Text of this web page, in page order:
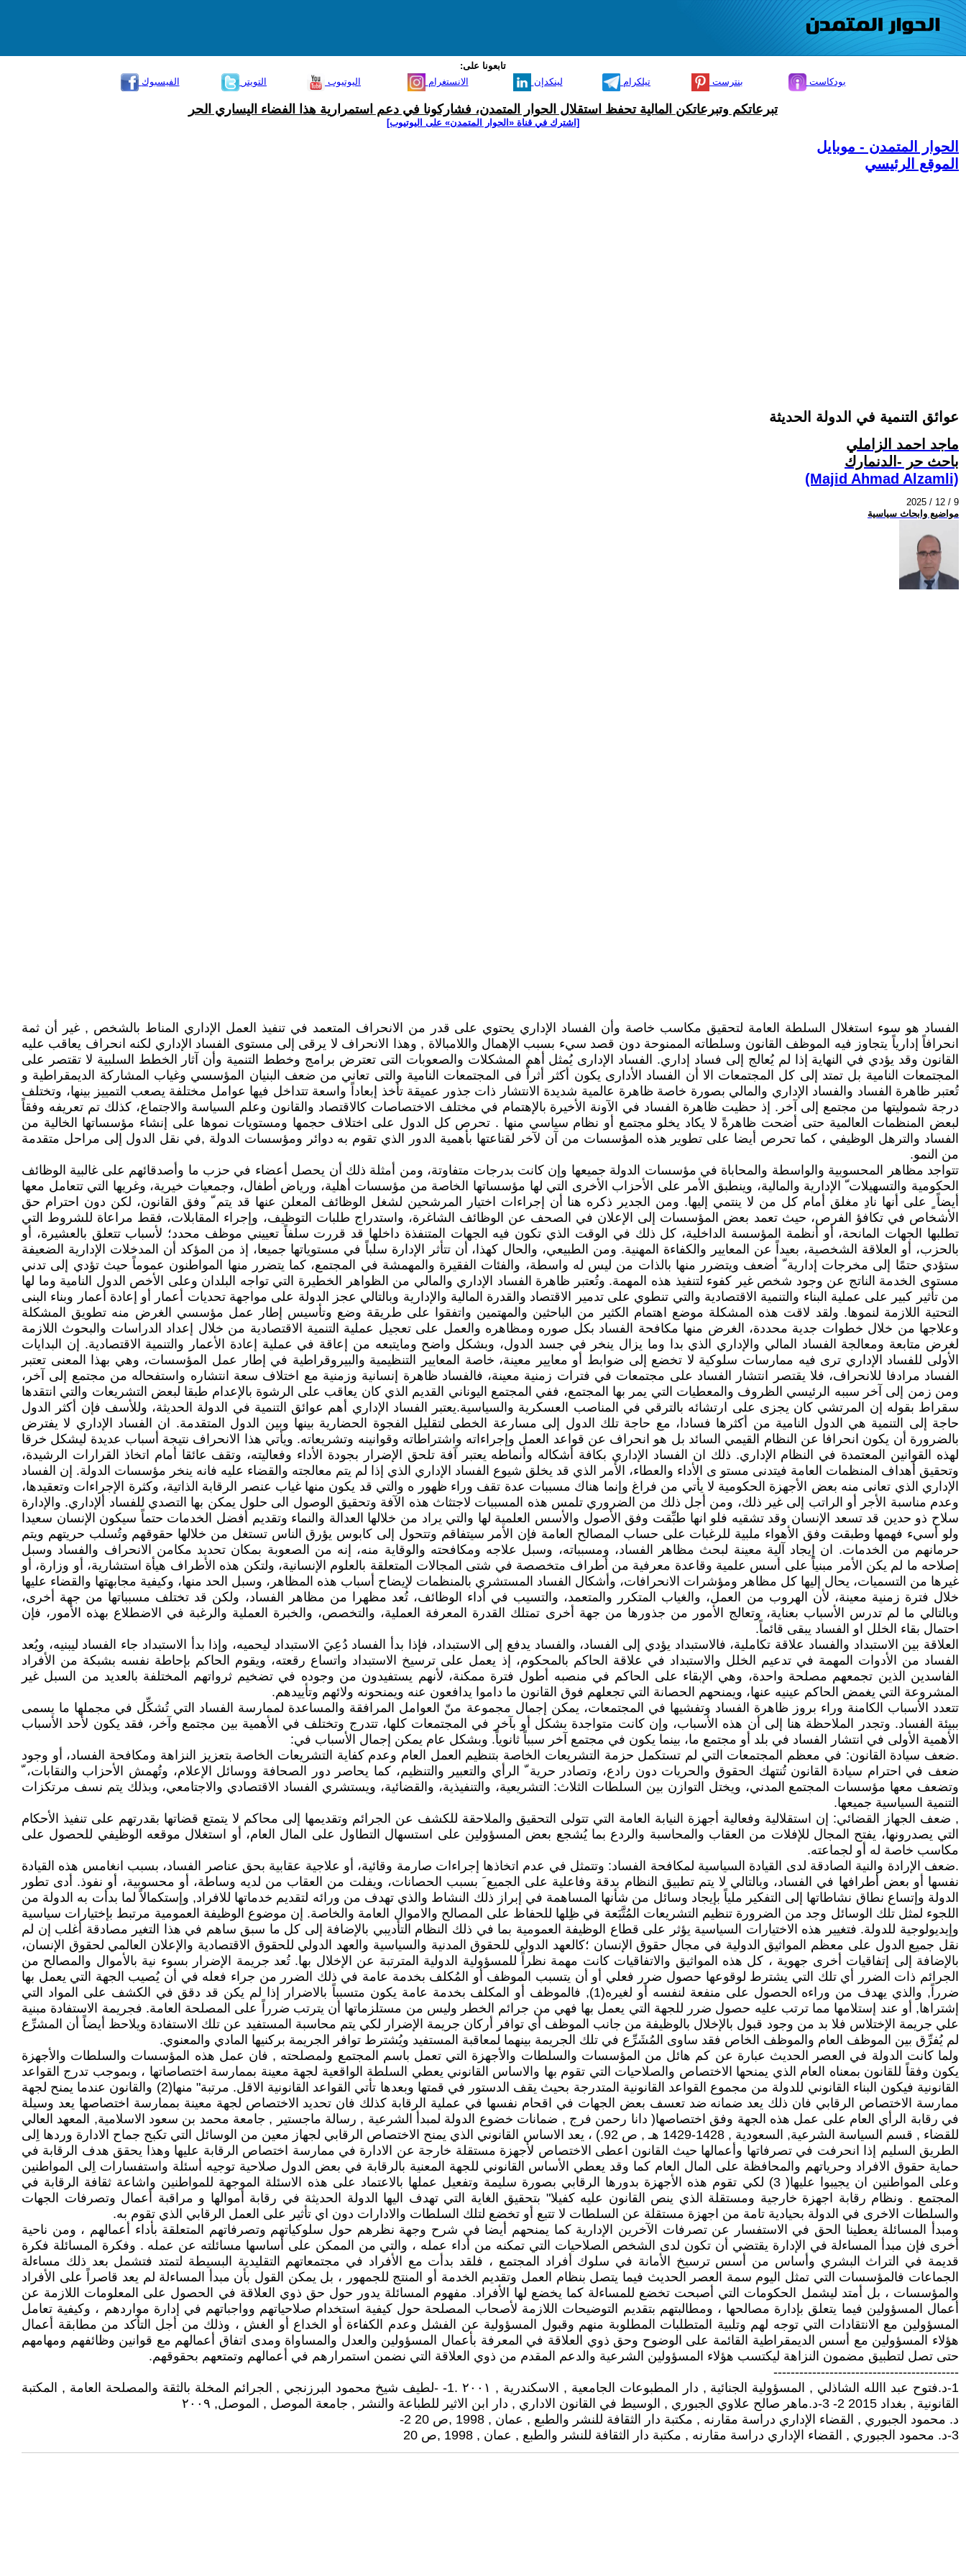
تابعونا على:
الفيسبوك
التويتر اليوتيوب الانستغرام لينكدإن تيلكرام بنترست بودكاست
تبرعاتكم وتبرعاتكن المالية تحفظ استقلال الحوار المتمدن، فشاركونا في دعم استمرارية هذا الفضاء اليساري الحر
[اشترك في قناة ‫«الحوار المتمدن» على اليوتيوب]
الحوار المتمدن - موبايل
الموقع الرئيسي
عوائق التنمية في الدولة الحديثة
ماجد احمد الزاملي
باحث حر -الدنمارك
(Majid Ahmad Alzamli)
2025 / 12 / 9
مواضيع وابحاث سياسية
الفساد هو سوء استغلال السلطة العامة لتحقيق مكاسب خاصة وأن الفساد الإداري يحتوي على قدر من الانحراف المتعمد في تنفيذ العمل الإداري المناط بالشخص , غير أن ثمة
انحرافاً إدارياً يتجاوز فيه الموظف القانون وسلطاته الممنوحة دون قصد سيء بسبب الإهمال واللامبالاة , وهذا الانحراف لا يرقى إلى مستوى الفساد الإداري لكنه انحراف يعاقب عليه
القانون وقد يؤدي في النهاية إذا لم يُعالج إلى فساد إداري. الفساد الإدارى يُمثل أهم المشكلات والصعوبات التى تعترض برامج وخطط التنمية وأن آثار الخطط السلبية لا تقتصر على
المجتمعات النامية بل تمتد إلى كل المجتمعات الا أن الفساد الأدارى يكون أكثر أثراٌ فى المجتمعات النامية والتى تعاني من ضعف البنيان المؤسسي وغياب المشاركة الديمقراطية و
تُعتبر ظاهرة الفساد والفساد الإداري والمالي بصورة خاصة ظاهرة عالمية شديدة الانتشار ذات جذور عميقة تأخذ إبعاداً واسعة تتداخل فيها عوامل مختلفة يصعب التمييز بينها، وتختلف
درجة شموليتها من مجتمع إلى آخر. إذ حظيت ظاهرة الفساد في الآونة الأخيرة بالإهتمام في مختلف الاختصاصات كالاقتصاد والقانون وعلم السياسة والاجتماع، كذلك تم تعريفه وفقاً
لبعض المنظمات العالمية حتى أضحت ظاهرةً لا يكاد يخلو مجتمع أو نظام سياسي منها . تحرص كل الدول على اختلاف حجمها ومستويات نموها على إنشاء مؤسساتها الخالية من
الفساد والترهل الوظيفي ، كما تحرص أيضا على تطوير هذه المؤسسات من آن لآخر لقناعتها بأهمية الدور الذي تقوم به دوائر ومؤسسات الدولة ,في نقل الدول إلى مراحل متقدمة
من النمو.
تتواجد مظاهر المحسوبية والواسطة والمحاباة في مؤسسات الدولة جميعها وإن كانت بدرجات متفاوتة، ومن أمثلة ذلك أن يحصل أعضاء في حزب ما وأصدقائهم على غالبية الوظائف
الحكومية والتسهيلات ّ الإدارية والمالية، وينطبق الأمر على الأحزاب الأخرى التي لها مؤسساتها الخاصة من مؤسسات أهلية، ورياض أطفال، وجمعيات خيرية، وغريها التي تتعامل معها
أيضاً ٍ على أنها نادِ مغلق أمام كل من لا ينتمي إليها. ومن الجدير ذكره هنا أن إجراءات اختيار المرشحين لشغل الوظائف المعلن عنها قد يتم ّ وفق القانون، لكن دون احترام حق
الأشخاص في تكافؤ الفرص، حيث تعمد بعض المؤسسات إلى الإعلان في الصحف عن الوظائف الشاغرة، واستدراج طلبات التوظيف، وإجراء المقابلات، فقط مراعاة للشروط التي
تطلبها الجهات المانحة، أو أنظمة المؤسسة الداخلية، كل ذلك في الوقت الذي تكون فيه الجهات المتنفذة داخلها قد قررت سلفاً تعييني موظف محدد؛ لأسباب تتعلق بالعشيرة، أو
بالحزب، أو العلاقة الشخصية، بعيداً عن المعايير والكفاءة المهنية. ومن الطبيعي، والحال كهذا، أن تتأثر الإدارة سلباً في مستوياتها جميعا، إذ من المؤكد أن المدخلات الإدارية الضعيفة
ستؤدي حتمًا إلى مخرجات إدارية ّ أضعف ويتضرر منها بالذات من ليس له واسطة، والفئات الفقيرة والمهمشة في المجتمع، كما يتضرر منها المواطنون عموماً حيث تؤدي إلى تدني
مستوى الخدمة الناتج عن وجود شخص غير كفوء لتنفيذ هذه المهمة. وتُعتبر ظاهرة الفساد الإداري والمالي من الظواهر الخطيرة التي تواجه البلدان وعلى الأخص الدول النامية وما لها
من تأثير كبير على عملية البناء والتنمية الاقتصادية والتي تنطوي على تدمير الاقتصاد والقدرة المالية والإدارية وبالتالي عجز الدولة على مواجهة تحديات أعمار أو إعادة أعمار وبناء البنى
التحتية اللازمة لنموها. ولقد لاقت هذه المشكلة موضع اهتمام الكثير من الباحثين والمهتمين واتفقوا على طريقة وضع وتأسيس إطار عمل مؤسسي الغرض منه تطويق المشكلة
وعلاجها من خلال خطوات جدية محددة، الغرض منها مكافحة الفساد بكل صوره ومظاهره والعمل على تعجيل عملية التنمية الاقتصادية من خلال إعداد الدراسات والبحوث اللازمة
لغرض متابعة ومعالجة الفساد المالي والإداري الذي بدا وما يزال ينخر في جسد الدول، وبشكل واضح ومايتبعه من إعاقة في عملية إعادة الأعمار والتنمية الاقتصادية. إن البدايات
الأولى للفساد الإداري ترى فيه ممارسات سلوكية لا تخضع إلى ضوابط أو معايير معينة، خاصة المعايير التنظيمية والبيروقراطية في إطار عمل المؤسسات، وهي بهذا المعنى تعتبر
الفساد مرادفا للانحراف، فلا يقتصر انتشار الفساد على مجتمعات في فترات زمنية معينة، فالفساد ظاهرة إنسانية وزمنية مع اختلاف سعة انتشاره واستفحاله من مجتمع إلى آخر،
ومن زمن إلى آخر سببه الرئيسي الظروف والمعطيات التي يمر بها المجتمع، ففي المجتمع اليوناني القديم الذي كان يعاقب على الرشوة بالإعدام طبقا لبعض التشريعات والتي انتقدها
سقراط بقوله إن المرتشي كان يجزى على ارتشائه بالترقي في المناصب العسكرية والسياسية.يعتبر الفساد الإداري أهم عوائق التنمية في الدولة الحديثة، وللأسف فإن أكثر الدول
حاجة إلى التنمية هي الدول النامية من أكثرها فسادا، مع حاجة تلك الدول إلى مسارعة الخطى لتقليل الفجوة الحضارية بينها وبين الدول المتقدمة. ان الفساد الإداري لا يفترض
بالضرورة أن يكون انحرافا عن النظام القيمي السائد بل هو انحراف عن قواعد العمل وإجراءاته واشتراطاته وقوانينه وتشريعاته. ويأتي هذا الانحراف نتيجة أسباب عديدة ليشكل خرقا
لهذه القوانين المعتمدة في النظام الإداري. ذلك ان الفساد الإداري بكافة أشكاله وأنماطه يعتبر آفة تلحق الإضرار بجودة الأداء وفعاليته، وتقف عائقا أمام اتخاذ القرارات الرشيدة،
وتحقيق أهداف المنظمات العامة فيتدنى مستو ى الأداء والعطاء، الأمر الذي قد يخلق شيوع الفساد الإداري الذي إذا لم يتم معالجته والقضاء عليه فانه ينخر مؤسسات الدولة. إن الفساد
الإداري الذي تعانى منه بعض الأجهزة الحكومية لا يأتي من فراغ وإنما هناك مسببات عدة تقف وراء ظهور ه والتي قد يكون منها غياب عنصر الرقابة الذاتية، وكثرة الإجراءات وتعقيدها،
وعدم مناسبة الأجر أو الراتب إلى غير ذلك، ومن أجل ذلك من الضروري تلمس هذه المسببات لاجتثاث هذه الآفة وتحقيق الوصول الى حلول يمكن بها التصدي للفساد ألإداري. والإدارة
سلاح ذو حدين قد تسعد الإنسان وقد تشقيه فلو انها طبِّقت وفق الأصول والأسس العلمية لها والتي يراد من خلالها العدالة والنماء وتقديم أفضل الخدمات حتماً سيكون الإنسان سعيدا
ولو أسيء فهمها وطبقت وفق الأهواء ملبية للرغبات على حساب المصالح العامة فإن الأمر سيتفاقم وتتحول إلى كابوس يؤرق الناس تستغل من خلالها حقوقهم وتُسلب حريتهم ويتم
حرمانهم من الخدمات. ان إيجاد آلية معينة لبحث مظاهر الفساد، ومسبباته، وسبل علاجه ومكافحته والوقاية منه، إنه من الصعوبة بمكان تحديد مكامن الانحراف والفساد وسبل
إصلاحه ما لم يكن الأمر مبنياً على أسس علمية وقاعدة معرفية من أطراف متخصصة في شتى المجالات المتعلقة بالعلوم الإنسانية، ولتكن هذه الأطراف هيأة استشارية، أو وزارة، أو
غيرها من التسميات، يحال إليها كل مظاهر ومؤشرات الانحرافات، وأشكال الفساد المستشري بالمنظمات لإيضاح أسباب هذه المظاهر، وسبل الحد منها، وكيفية مجابهتها والقضاء عليها
خلال فترة زمنية معينة، لأن الهروب من العمل، والغياب المتكرر والمتعمد، والتسيب في أداء الوظائف، تُعد مظهرا من مظاهر الفساد، ولكن قد تختلف مسبباتها من جهة أخرى،
وبالتالي ما لم تدرس الأسباب بعناية، وتعالج الأمور من جذورها من جهة أخرى تمتلك القدرة المعرفة العملية، والتخصص، والخبرة العملية والرغبة في الاضطلاع بهذه الأمور، فإن
احتمال بقاء الخلل او الفساد يبقى قائماً.
العلاقة بين الاستبداد والفساد علاقة تكاملية، فالاستبداد يؤدي إلى الفساد، والفساد يدفع إلى الاستبداد، فإذا بدأ الفساد دُعِيَ الاستبداد ليحميه، وإذا بدأ الاستبداد جاء الفساد ليبنيه، ويُعد
الفساد من الأدوات المهمة في تدعيم الخلل والاستبداد في علاقة الحاكم بالمحكوم، إذ يعمل على ترسيخ الاستبداد واتساع رقعته، ويقوم الحاكم بإحاطة نفسه بشبكة من الأفراد
الفاسدين الذين تجمعهم مصلحة واحدة، وهي الإبقاء على الحاكم في منصبه أطول فترة ممكنة، لأنهم يستفيدون من وجوده في تضخيم ثرواتهم المختلفة بالعديد من السبل غير
المشروعة التي يغمض الحاكم عينيه عنها، ويمنحهم الحصانة التي تجعلهم فوق القانون ما داموا يدافعون عنه ويمنحونه ولائهم وتأييدهم.
تتعدد الأسباب الكامنة وراء بروز ظاهرة الفساد وتفشيها في المجتمعات، يمكن إجمال مجموعة منّ العوامل المرافقة والمساعدة لممارسة الفساد التي تُشكِّل في مجملها ما يسمى
ببيئة الفساد. وتجدر الملاحظة هنا إلى أن هذه الأسباب، وإن كانت متواجدة بشكل أو بآخر في المجتمعات كلها، تتدرج وتختلف في الأهمية بين مجتمع وآخر، فقد يكون لأحد الأسباب
الأهمية الأولى في انتشار الفساد في بلد أو مجتمع ما، بينما يكون في مجتمع آخر سبباً ثانوياً. وبشكل عام يمكن إجمال الأسباب في:
.ضعف سيادة القانون: في معظم المجتمعات التي لم تستكمل حزمة التشريعات الخاصة بتنظيم العمل العام وعدم كفاية التشريعات الخاصة بتعزيز النزاهة ومكافحة الفساد، أو وجود
ضعف في احترام سيادة القانون تُنتهك الحقوق والحريات دون رادع، وتصادر حرية ّ الرأي والتعبير والتنظيم، كما يحاصر دور الصحافة ووسائل الإعلام، وتُهمش الأحزاب والنقابات، ّ
وتضعف معها مؤسسات المجتمع المدني، ويختل التوازن بين السلطات الثلاث: التشريعية، والتنفيذية، والقضائية، ويستشري الفساد الاقتصادي والاجتامعي، وبذلك يتم نسف مرتكزات
التنمية السياسية جميعها.
, ضعف الجهاز القضائي: إن استقلالية وفعالية أجهزة النيابة العامة التي تتولى التحقيق والملاحقة للكشف عن الجرائم وتقديمها إلى محاكم لا يتمتع قضاتها بقدرتهم على تنفيذ الأحكام
التي يصدرونها، يفتح المجال للإفلات من العقاب والمحاسبة والردع بما يُشجع بعض المسؤولين على استسهال التطاول على المال العام، أو استغلال موقعه الوظيفي للحصول على
مكاسب خاصة له أو لجماعته.
.ضعف الإرادة والنية الصادقة لدى القيادة السياسية لمكافحة الفساد: وتتمثل في عدم اتخاذها إجراءات صارمة وقائية، أو علاجية عقابية بحق عناصر الفساد، بسبب انغامس هذه القيادة
نفسها أو بعض أطرافها في الفساد، وبالتالي لا يتم تطبيق النظام بدقة وفاعلية على الجميع َ بسبب الحصانات، ويفلت من العقاب من لديه وساطة، أو محسوبية، أو نفوذ. أدى تطور
الدولة وإتساع نطاق نشاطاتها إلى التفكير ملياً بإيجاد وسائل من شأنها المساهمة في إبراز ذلك النشاط والذي تهدف من ورائه لتقديم خدماتها للافراد, وإستكمالاً لما بدأت به الدولة من
اللجوء لمثل تلك الوسائل وجد من الضرورة تنظيم التشريعات المُتَّبَعة في ظِلها للحفاظ على المصالح والاموال العامة والخاصة. إن موضوع الوظيفة العمومية مرتبط بإختيارات سياسية
وإيديولوجية للدولة. فتغيير هذه الاختيارات السياسية يؤثر على قطاع الوظيفة العمومية بما في ذلك النظام التأديبي بالإضافة إلى كل ما سبق ساهم في هذا التغير مصادقة أغلب إن لم
نقل جميع الدول على معظم المواثيق الدولية في مجال حقوق الإنسان ؛كالعهد الدولي للحقوق المدنية والسياسية والعهد الدولي للحقوق الاقتصادية والإعلان العالمي لحقوق الإنسان،
بالإضافة إلى إتفاقيات أخرى جهوية ، كل هذه المواثيق والاتفاقيات كانت مهمة نظراً للمسؤولية الدولية المترتبة عن الإخلال بها. تُعد جريمة الإضرار بسوء نية بالأموال والمصالح من
الجرائم ذات الضرر أي تلك التي يشترط لوقوعها حصول ضرر فعلي أو أن يتسبب الموظف أو المُكلف بخدمة عامة في ذلك الضرر من جراء فعله في أن يُصيب الجهة التي يعمل بها
ضرراً, والذي يهدف من وراءه الحصول على منفعة لنفسه أو لغيره(1), فالموظف أو المكلف بخدمة عامة يكون متسبباً بالاضرار إذا لم يكن قد دقق في الكشف على المواد التي
إشتراها, أو عند إستلامها مما ترتب عليه حصول ضرر للجهة التي يعمل بها فهي من جرائم الخطر وليس من مستلزماتها أن يترتب ضرراً على المصلحة العامة. فجريمة الاستفادة مبنية
علي جريمة الإختلاس فلا بد من وجود قبول بالإخلال بالوظيفة من جانب الموظف أي توافر أركان جريمة الإضرار لكي يتم محاسبة المستفيد عن تلك الاستفادة ويلاحظ أيضاً أن المشرِّع
لم يُفرِّق بين الموظف العام والموظف الخاص فقد ساوى المُشَرِّع في تلك الجريمة بينهما لمعاقبة المستفيد ويُشترط توافر الجريمة بركنيها المادي والمعنوي.
ولما كانت الدولة في العصر الحديث عبارة عن كم هائل من المؤسسات والسلطات والأجهزة التي تعمل باسم المجتمع ولمصلحته , فان عمل هذه المؤسسات والسلطات والأجهزة
يكون وفقاً للقانون بمعناه العام الذي يمنحها الاختصاص والصلاحيات التي تقوم بها والاساس القانوني يعطي السلطة الواقعية لجهة معينة بممارسة اختصاصاتها ، وبموجب تدرج القواعد
القانونية فيكون البناء القانوني للدولة من مجموع القواعد القانونية المتدرجة بحيث يقف الدستور في قمتها وبعدها تأتي القواعد القانونية الاقل. مرتبة" منها(2) والقانون عندما يمنح لجهة
ممارسة الاختصاص الرقابي فان ذلك يعد ضمانه ضد تعسف بعض الجهات في اقحام نفسها في عملية الرقابة كذلك فان تحديد الاختصاص لجهة معينة بممارسة اختصاصها يعد وسيلة
في رقابة الرأي العام على عمل هذه الجهة وفق اختصاصها( دانا رحمن فرج , ضمانات خضوع الدولة لمبدأ الشرعية , رسالة ماجستير , جامعة محمد بن سعود الاسلامية, المعهد العالي
للقضاء , قسم السياسة الشرعية, السعودية , 1428-1429 هـ , ص 92.) ، يعد الاساس القانوني الذي يمنح الاختصاص الرقابي لجهاز معين من الوسائل التي تكبح جماح الادارة وردها اِلى
الطريق السليم إذا انحرفت في تصرفاتها وأعمالها حيث القانون اعطى الاختصاص لأجهزة مستقلة خارجة عن الادارة في ممارسة اختصاص الرقابة عليها وهذا يحقق هدف الرقابة في
حماية حقوق الافراد وحرياتهم والمحافظة على المال العام كما وقد يعطي الأساس القانوني للجهة المعنية بالرقابة في بعض الدول صلاحية توجيه أسئلة واستفسارات اِلى المواطنين
وعلى المواطنين ان يجيبوا عليها( 3) لكي تقوم هذه الأجهزة بدورها الرقابي بصورة سليمة وتفعيل عملها بالاعتماد على هذه الاسئلة الموجهة للمواطنين واشاعة ثقافة الرقابة في
المجتمع . ونظام رقابة اجهزة خارجية ومستقلة الذي ينص القانون عليه كفيلا" بتحقيق الغاية التي تهدف اليها الدولة الحديثة في رقابة أموالها و مراقبة أعمال وتصرفات الجهات
والسلطات الاخرى في الدولة بحيادية تامة من اجهزة مستقلة عن السلطات لا تتبع أو تخضع لتلك السلطات والادارات دون اي تأثير على العمل الرقابي الذي تقوم به.
ومبدأ المسائلة يعطينا الحق في الاستفسار عن تصرفات الآخرين الإدارية كما يمنحهم أيضا في شرح وجهة نظرهم حول سلوكياتهم وتصرفاتهم المتعلقة بأداء أعمالهم ، ومن ناحية
أخرى فإن مبدأ المساءلة في الإدارة يقتضي أن تكون لدى الشخص الصلاحيات التي تمكنه من أداء عمله ، والتي من الممكن على أساسها مسائلته عن عمله . وفكرة المسائلة فكرة
قديمة في التراث البشري وأساس من أسس ترسيخ الأمانة في سلوك أفراد المجتمع ، فلقد بدأت مع الأفراد في مجتمعاتهم التقليدية البسيطة لتمتد فتشمل بعد ذلك مساءلة
الجماعات فالمؤسسات التي تمثل اليوم سمة العصر الحديث فيما يتصل بنظام العمل وتقديم الخدمة أو المنتج للجمهور ، بل يمكن القول بأن مبدأ المساءلة لم يعد قاصراً على الأفراد
والمؤسسات ، بل أمتد ليشمل الحكومات التي أصبحت تخضع للمساءلة كما يخضع لها الأفراد. مفهوم المسائلة يدور حول حق ذوي العلاقة في الحصول على المعلومات اللازمة عن
أعمال المسؤولين فيما يتعلق بإدارة مصالحها ، ومطالبتهم بتقديم التوضيحات اللازمة لأصحاب المصلحة حول كيفية استخدام صلاحياتهم وواجباتهم في إدارة مواردهم ، وكيفية تعامل
المسؤولين مع الانتقادات التي توجه لهم وتلبية المتطلبات المطلوبة منهم وقبول المسؤولية عن الفشل وعدم الكفاءة أو الخداع أو الغش ، وذلك من أجل التأكد من مطابقة أعمال
هؤلاء المسؤولين مع أسس الديمقراطية القائمة على الوضوح وحق ذوي العلاقة في المعرفة بأعمال المسؤولين والعدل والمساواة ومدى اتفاق أعمالهم مع قوانين وظائفهم ومهامهم
حتى تصل لتطبيق مضمون النزاهة ليكتسب هؤلاء المسؤولين الشرعية والدعم المقدم من ذوي العلاقة التي نضمن استمرارهم في أعمالهم وتمتعهم بحقوقهم.
-------------------------------------------
1-د.فتوح عبد االله الشاذلي , المسؤولية الجنائية , دار المطبوعات الجامعية , الاسكندرية , ٢٠٠١ .1- -لطيف شيخ محمود البرزنجي , الجرائم المخلة بالثقة والمصلحة العامة , المكتبة
القانونية , بغداد 2015 2- 3-د.ماهر صالح علاوي الجبوري , الوسيط في القانون الاداري , دار ابن الاثير للطباعة والنشر , جامعة الموصل , الموصل, ٢٠٠٩
د. محمود الجبوري , القضاء الإداري دراسة مقارنه , مكتبة دار الثقافة للنشر والطبع , عمان , 1998 ,ص 20 2-
3-د. محمود الجبوري , القضاء الإداري دراسة مقارنه , مكتبة دار الثقافة للنشر والطبع , عمان , 1998 ,ص 20